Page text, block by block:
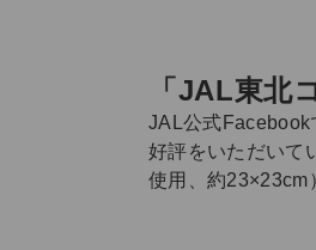
「JAL東北
JAL公式Facebook
好評をいただいて
使用、約23×23cm